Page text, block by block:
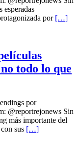
esperadas
por […]
todo lo que
por
@reportrejonews Sin
más importante del
sus […]